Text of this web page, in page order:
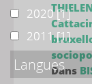
Dans
20202020[1]
20112011[1]
Langues